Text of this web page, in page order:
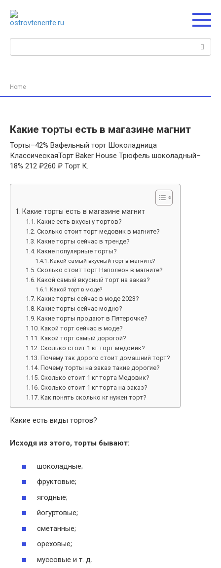
контенту
Поиск:
Home
Какие торты есть в магазине магнит
Торты–42% Вафельный торт Шоколадница
КлассическаяТорт Baker House Трюфель шоколадный–
18% 212 ₽260 ₽ Торт К.
Какие торты есть в магазине магнит
Какие есть вкусы у тортов?
Сколько стоит торт медовик в магните?
Какие торты сейчас в тренде?
Какие популярные торты?
Какой самый вкусный торт в магните?
Сколько стоит торт Наполеон в магните?
Какой самый вкусный торт на заказ?
Какой торт в моде?
Какие торты сейчас в моде 2023?
Какие торты сейчас модно?
Какие торты продают в Пятерочке?
Какой торт сейчас в моде?
Какой торт самый дорогой?
Сколько стоит 1 кг торт медовик?
Почему так дорого стоит домашний торт?
Почему торты на заказ такие дорогие?
Сколько стоит 1 кг торта Медовик?
Сколько стоит 1 кг торта на заказ?
Как понять сколько кг нужен торт?
Какие есть виды тортов?
Исходя из этого, торты бывают:
шоколадные;
фруктовые;
ягодные;
йогуртовые;
сметанные;
ореховые;
муссовые и т. д.